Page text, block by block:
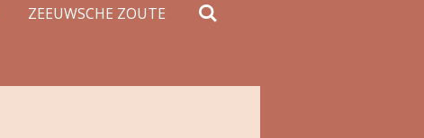
ZEEUWSCHE ZOUTE